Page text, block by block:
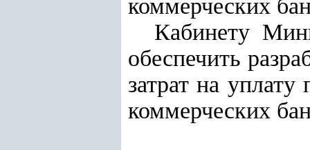
коммерческих
Кабинету
обеспечить
затрат на
коммерческих